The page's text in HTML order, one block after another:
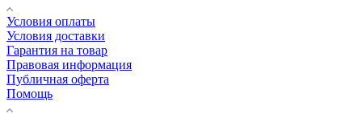
Условия оплаты
Условия доставки
Гарантия на товар
Правовая информация
Публичная оферта
Помощь